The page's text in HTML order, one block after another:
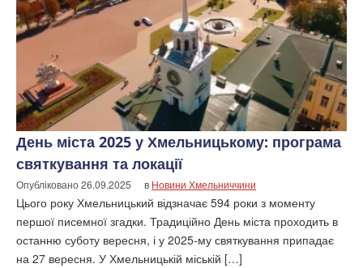
День міста 2025 у Хмельницькому: програма
святкування та локації
Опубліковано26.09.2025 в Новини Хмельниччини
Цього року Хмельницький відзначає 594 роки з моменту
першої писемної згадки. Традиційно День міста проходить в
останню суботу вересня, і у 2025-му святкування припадає
на 27 вересня. У Хмельницькій міській […]